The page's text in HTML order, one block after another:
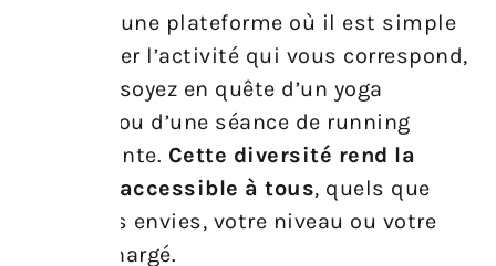
Imaginez une plateforme où il est simple
de dénicher l’activité qui vous correspond,
que vous soyez en quête d’un yoga
apaisant ou d’une séance de running
dynamisante. Cette diversité rend la
pratique accessible à tous, quels que
soient vos envies, votre niveau ou votre
agenda chargé.